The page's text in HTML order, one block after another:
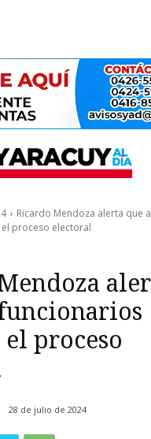
Ricardo Mendoza alerta que
proceso electoral
proceso
28 de julio de 2024